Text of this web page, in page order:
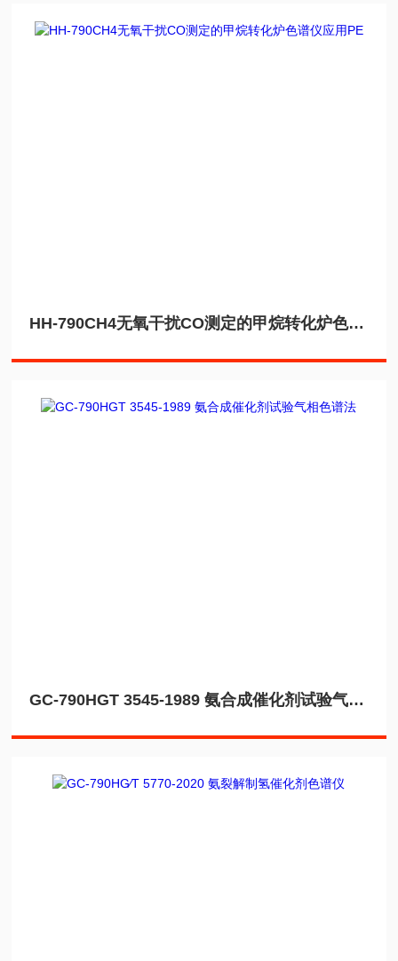
HH-790CH4无氧干扰CO测定的甲烷转化炉色谱仪应用PE
GC-790HGT 3545-1989 氨合成催化剂试验气相色谱法